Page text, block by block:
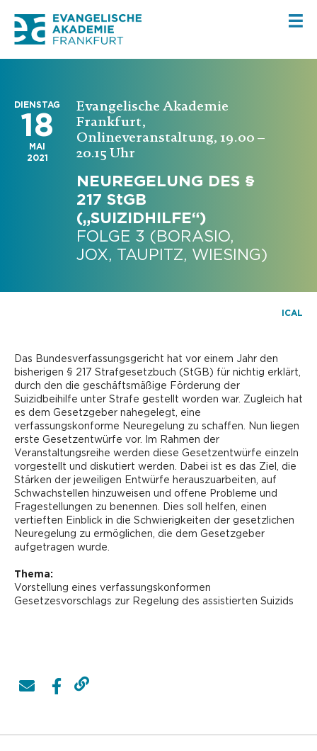
DIENSTAG
18
MAI
2021
Evangelische Akademie
Frankfurt,
Onlineveranstaltung, 19.00 –
20.15 Uhr
NEUREGELUNG DES §
217 StGB
(„SUIZIDHILFE“)
FOLGE 3 (BORASIO,
JOX, TAUPITZ, WIESING)
ICAL
Das Bundesverfassungsgericht hat vor einem Jahr den
bisherigen § 217 Strafgesetzbuch (StGB) für nichtig erklärt,
durch den die geschäftsmäßige Förderung der
Suizidbeihilfe unter Strafe gestellt worden war. Zugleich hat
es dem Gesetzgeber nahegelegt, eine
verfassungskonforme Neuregelung zu schaffen. Nun liegen
erste Gesetzentwürfe vor. Im Rahmen der
Veranstaltungsreihe werden diese Gesetzentwürfe einzeln
vorgestellt und diskutiert werden. Dabei ist es das Ziel, die
Stärken der jeweiligen Entwürfe herauszuarbeiten, auf
Schwachstellen hinzuweisen und offene Probleme und
Fragestellungen zu benennen. Dies soll helfen, einen
vertieften Einblick in die Schwierigkeiten der gesetzlichen
Neuregelung zu ermöglichen, die dem Gesetzgeber
aufgetragen wurde.
Thema:
Vorstellung eines verfassungskonformen
Gesetzesvorschlags zur Regelung des assistierten Suizids